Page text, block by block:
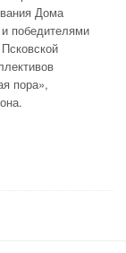
Дома
победителями
пора»,